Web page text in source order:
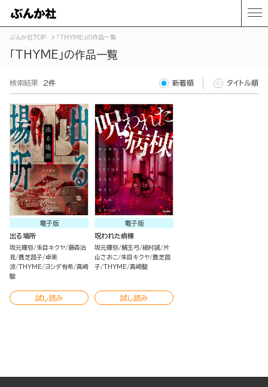
ぶんか社TOP 「THYME」の作品一覧
「THYME」の作品一覧
検索結果 2件 新着順 タイトル順
電子版
出る場所
坂元輝弥 朱目キクヤ 藤森治
見 貴芝昌子 卓美
涼 THYME ヨシダ有希 真崎
駿
試し読み
電子版
呪われた病棟
坂元輝弥 鯖玉弓 細村誠 片
山さおこ 朱目キクヤ 貴芝昌
子 THYME 真崎駿
試し読み